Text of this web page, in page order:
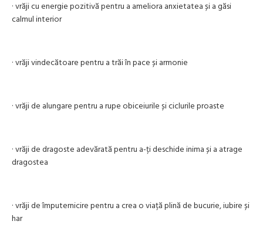
· vrăji cu energie pozitivă pentru a ameliora anxietatea și a găsi
calmul interior
· vrăji vindecătoare pentru a trăi în pace și armonie
· vrăji de alungare pentru a rupe obiceiurile și ciclurile proaste
· vrăji de dragoste adevărată pentru a-ți deschide inima și a atrage
dragostea
· vrăji de împuternicire pentru a crea o viață plină de bucurie, iubire și
har